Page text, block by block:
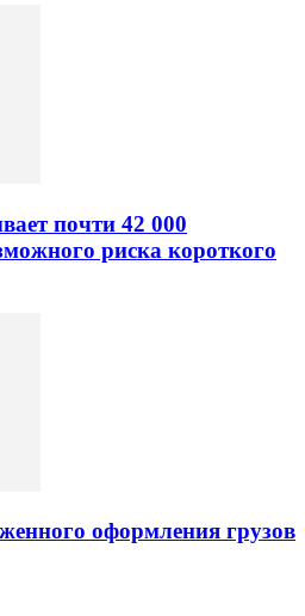
почти 42 000
риска короткого
оформления грузов